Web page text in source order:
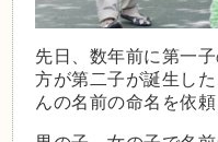
先日、数年前に第一
方が第二子が誕生し
んの名前の命名を依頼